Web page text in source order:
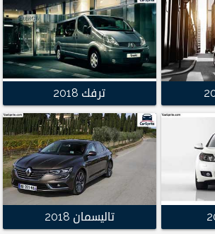
ترفك 2018
تاليسمان 2018